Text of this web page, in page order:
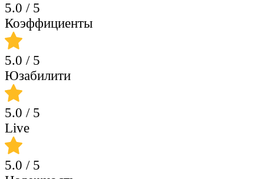
5.0 / 5
Коэффициенты
5.0 / 5
Юзабилити
5.0 / 5
Live
5.0 / 5